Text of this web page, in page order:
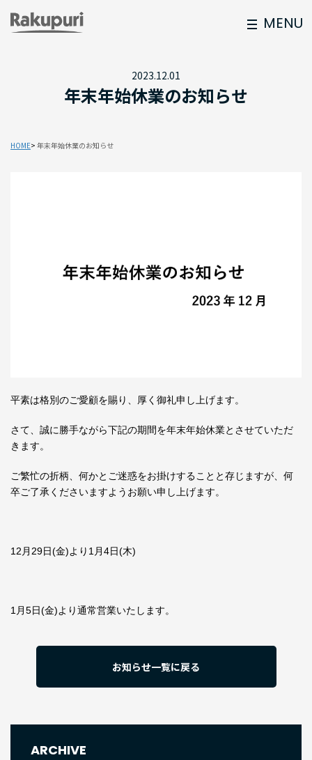
MENU
2023.12.01
年末年始休業のお知らせ
HOME 年末年始休業のお知らせ
平素は格別のご愛顧を賜り、厚く御礼申し上げます。
さて、誠に勝手ながら下記の期間を年末年始休業とさせていただ
きます。
ご繁忙の折柄、何かとご迷惑をお掛けすることと存じますが、何
卒ご了承くださいますようお願い申し上げます。
12月29日(金)より1月4日(木)
1月5日(金)より通常営業いたします。
お知らせ一覧に戻る
ARCHIVE